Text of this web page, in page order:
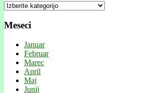
Kategorije
Meseci
Januar
Februar
Marec
April
Maj
Junij